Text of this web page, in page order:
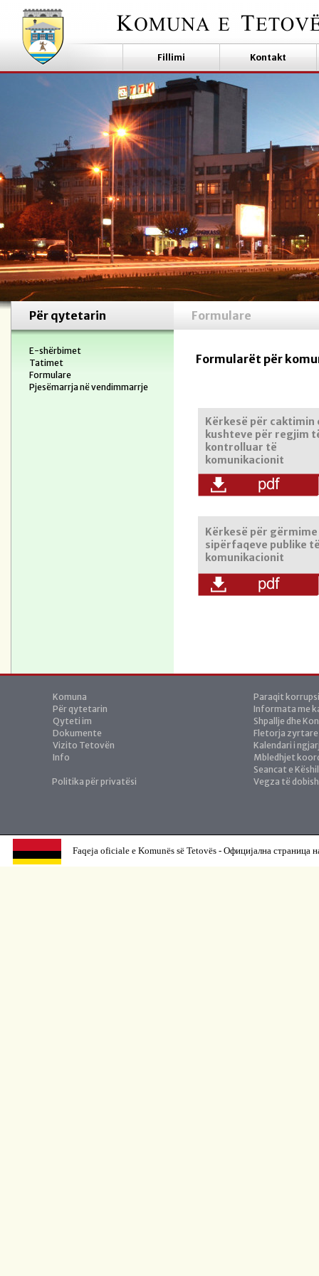
Fillimi Kontakt
Për qytetarin Formulare
E-shërbimet
Tatimet
Formulare
Pjesëmarrja në vendimmarrje
Formularët për
Kërkesë për caktimin
kushteve për regjim
kontrolluar të
komunikacionit
Kërkesë për
sipërfaqeve publike
komunikacionit
Komuna
Për qytetarin
Qyteti im
Dokumente
Vizito Tetovën
Info
Politika për privatësi
Paraqit
Informata me
Shpallje dhe
Fletorja zyrtare
Kalendari i
Mbledhjet
Seancat e
Vegza të
Faqeja oficiale e Komunës së Tetovës - Официјална